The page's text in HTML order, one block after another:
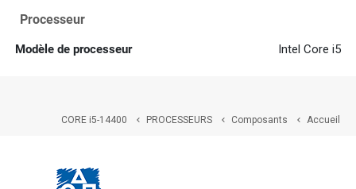
Processeur
Modèle de processeur Intel Core i5
Accueil

Composants

PROCESSEURS

CORE i5-14400